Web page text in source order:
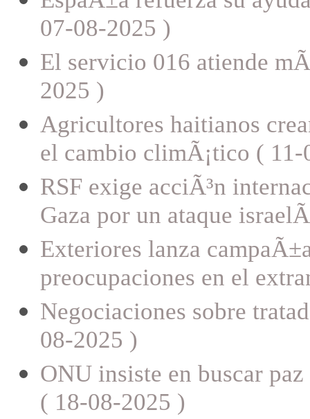
07-08-2025 )
El servicio 016 atiende
2025 )
Agricultores haitianos
el cambio climÃ¡tico (
RSF exige acciÃ³n
Gaza por un ataque
Exteriores lanza
preocupaciones en el
Negociaciones sobre
08-2025 )
ONU insiste en buscar
( 18-08-2025 )